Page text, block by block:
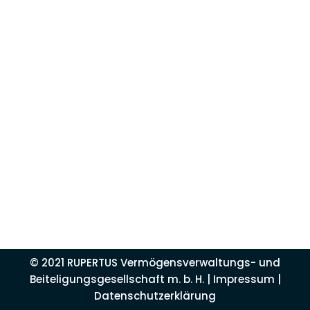
© 2021 RUPERTUS Vermögensverwaltungs- und
Beiteligungsgesellschaft m. b. H. | Impressum
Datenschutzerklärung